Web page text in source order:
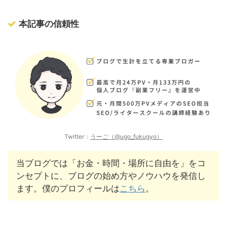
本記事の信頼性
Twitter： うーご（@ugo_fukugyo）
当ブログでは「お金・時間・場所に自由を」をコ
ンセプトに、ブログの始め方やノウハウを発信し
ます。僕のプロフィールはこちら 。